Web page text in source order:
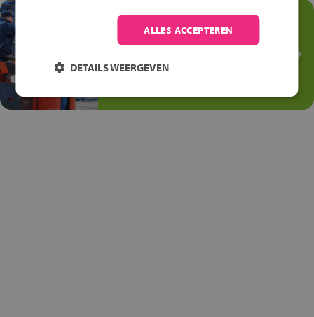
Jouw talent in de
Transport en Logistiek
logistiek: daar kun je mee
ALLES ACCEPTEREN
DETAILS WEERGEVEN